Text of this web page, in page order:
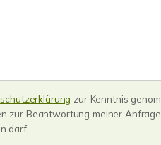
zur Kenntnis
zur Beantwortung meiner
darf.